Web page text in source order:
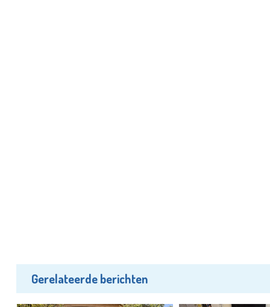
Gerelateerde berichten